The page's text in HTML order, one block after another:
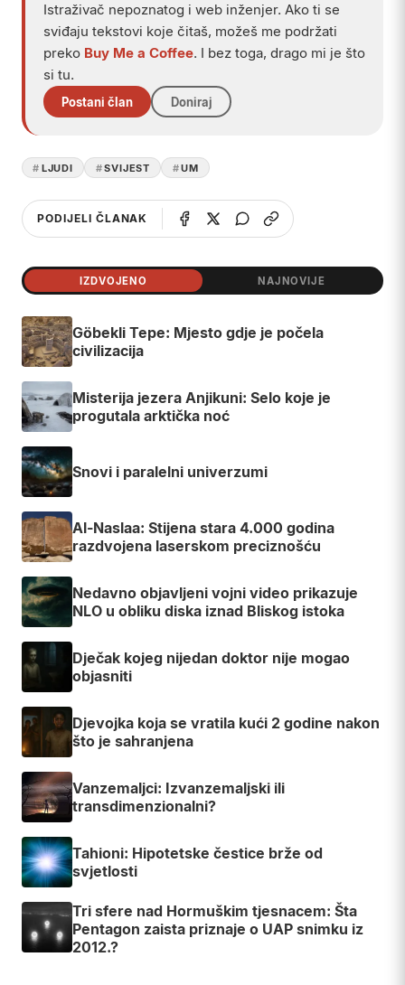
Istraživač nepoznatog i web inženjer. Ako ti se
sviđaju tekstovi koje čitaš, možeš me podržati
preko Buy Me a Coffee. I bez toga, drago mi je što
si tu.
Postani član Doniraj
LJUDI SVIJEST UM
PODIJELI ČLANAK
IZDVOJENO NAJNOVIJE
Göbekli Tepe: Mjesto gdje je počela
civilizacija
Misterija jezera Anjikuni: Selo koje je
progutala arktička noć
Snovi i paralelni univerzumi
Al-Naslaa: Stijena stara 4.000 godina
razdvojena laserskom preciznošću
Nedavno objavljeni vojni video prikazuje
NLO u obliku diska iznad Bliskog istoka
Dječak kojeg nijedan doktor nije mogao
objasniti
Djevojka koja se vratila kući 2 godine nakon
što je sahranjena
Vanzemaljci: Izvanzemaljski ili
transdimenzionalni?
Tahioni: Hipotetske čestice brže od
svjetlosti
Tri sfere nad Hormuškim tjesnacem: Šta
Pentagon zaista priznaje o UAP snimku iz
2012.?